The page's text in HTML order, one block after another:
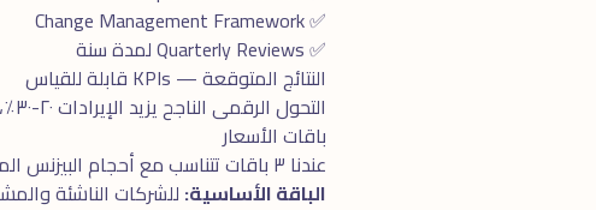
✅ Change Management Framework
✅ Quarterly Reviews لمدة سنة
النتائج المتوقعة — KPIs قابلة للقياس
التحول الرقمى الناجح يزيد الإيرادات ٢٠-٣٠٪، يخفّض التكاليف ١٥-٢٥٪، يحسّن Customer Experience دراماتيكى. ROI خلال ١٢-٢٤ شهر.
باقات الأسعار
عندنا ٣ باقات تتناسب مع أحجام البيزنس المختلفة:
الباقة الأساسية: للشركات الناشئة